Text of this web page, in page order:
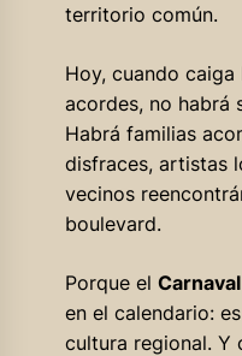
territorio común.
Hoy, cuando
acordes, no habrá
Habrá familias
disfraces, artistas
vecinos
boulevard.
Porque el Carnaval
en el calendario:
cultura regional. Y